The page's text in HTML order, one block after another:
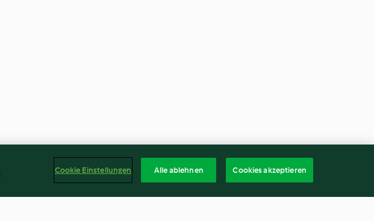
Cookie Einstellungen Alle ablehnen Cookies akzeptieren